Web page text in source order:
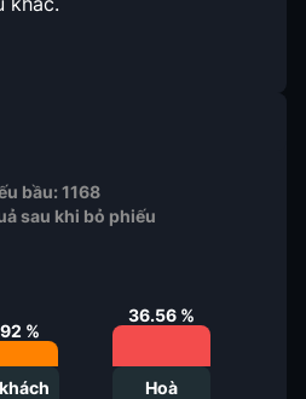
bầu:1168
sau khi bỏ phiếu
%
36.56 %
Hoà